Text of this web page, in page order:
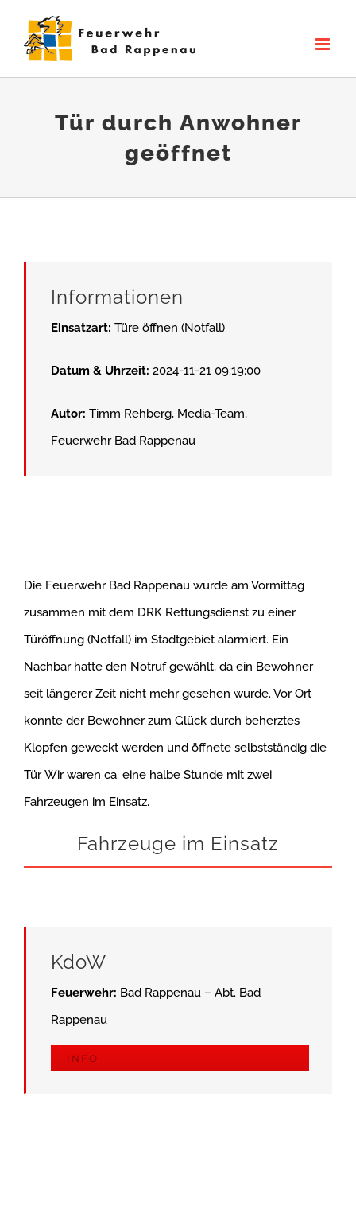
Inhalt
Tür durch Anwohner
geöffnet
Informationen
Einsatzart: Türe öffnen (Notfall)
Datum & Uhrzeit: 2024-11-21 09:19:00
Autor: Timm Rehberg, Media-Team,
Feuerwehr Bad Rappenau
Die Feuerwehr Bad Rappenau wurde am Vormittag
zusammen mit dem DRK Rettungsdienst zu einer
Türöffnung (Notfall) im Stadtgebiet alarmiert. Ein
Nachbar hatte den Notruf gewählt, da ein Bewohner
seit längerer Zeit nicht mehr gesehen wurde. Vor Ort
konnte der Bewohner zum Glück durch beherztes
Klopfen geweckt werden und öffnete selbstständig die
Tür. Wir waren ca. eine halbe Stunde mit zwei
Fahrzeugen im Einsatz.
Fahrzeuge im Einsatz
KdoW
Feuerwehr: Bad Rappenau – Abt. Bad
Rappenau
INFO